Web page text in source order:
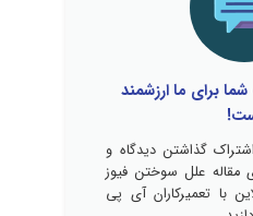
برای ما ارزشمند
گذاشتن دیدگاه و
مقاله علل سوختن فیوز
با تعمیرکاران آی پی